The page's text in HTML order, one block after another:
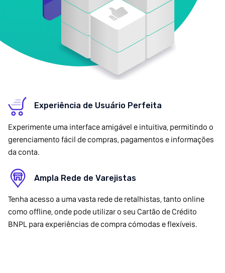
Experiência de Usuário Perfeita
Experimente uma interface amigável e intuitiva, permitindo o
gerenciamento fácil de compras, pagamentos e informações
da conta.
Ampla Rede de Varejistas
Tenha acesso a uma vasta rede de retalhistas, tanto online
como offline, onde pode utilizar o seu Cartão de Crédito
BNPL para experiências de compra cómodas e flexíveis.